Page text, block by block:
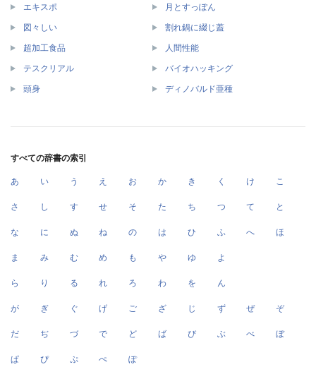
エキスポ 月とすっぽん
図々しい 割れ鍋に綴じ蓋
超加工食品 人間性能
テスクリアル バイオハッキング
頭身 ディノバルド亜種
すべての辞書の索引
あ い う え お か き く け こ
さ し す せ そ た ち つ て と
な に ぬ ね の は ひ ふ へ ほ
ま み む め も や ゆ よ
ら り る れ ろ わ を ん
が ぎ ぐ げ ご ざ じ ず ぜ ぞ
だ ぢ づ で ど ば び ぶ べ ぼ
ぱ ぴ ぷ ぺ ぽ